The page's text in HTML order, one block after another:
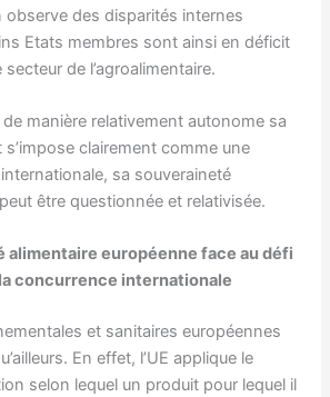
observe des disparités internes
Etats membres sont ainsi en déficit
de l’agroalimentaire.
de manière relativement autonome sa
clairement comme une
sa souveraineté
être questionnée et relativisée.
alimentaire européenne face au défi
concurrence internationale
et sanitaires européennes
En effet, l’UE applique le
selon lequel un produit pour lequel il